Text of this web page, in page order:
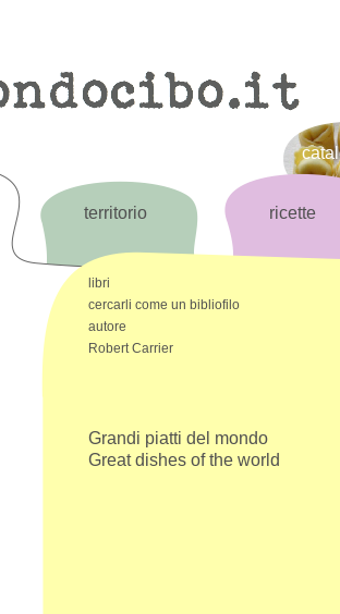
territorio ricette
libri
cercarli come un bibliofilo
autore
Robert Carrier
Grandi piatti del mondo
Great dishes of the world